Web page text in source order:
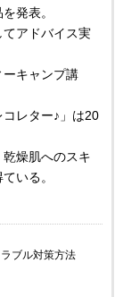
発表。
てアドバイス実
キャンプ講
コレター♪」は20
乾燥肌へのスキ
いる。
ブル対策方法